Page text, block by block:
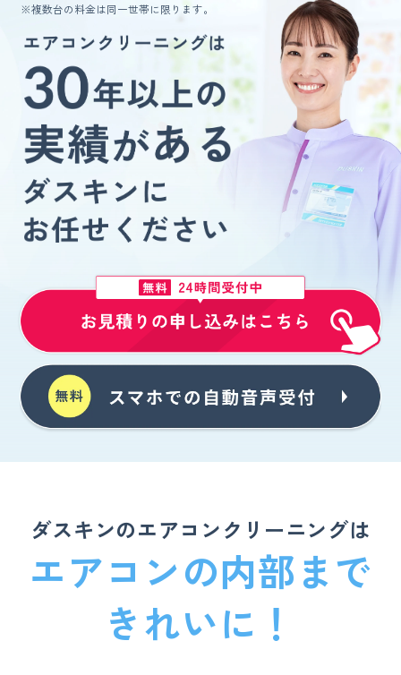
※複数台の料金は同一世帯に限ります。
ダスキンのエアコンクリーニングは
エアコンの内部まで
きれいに！